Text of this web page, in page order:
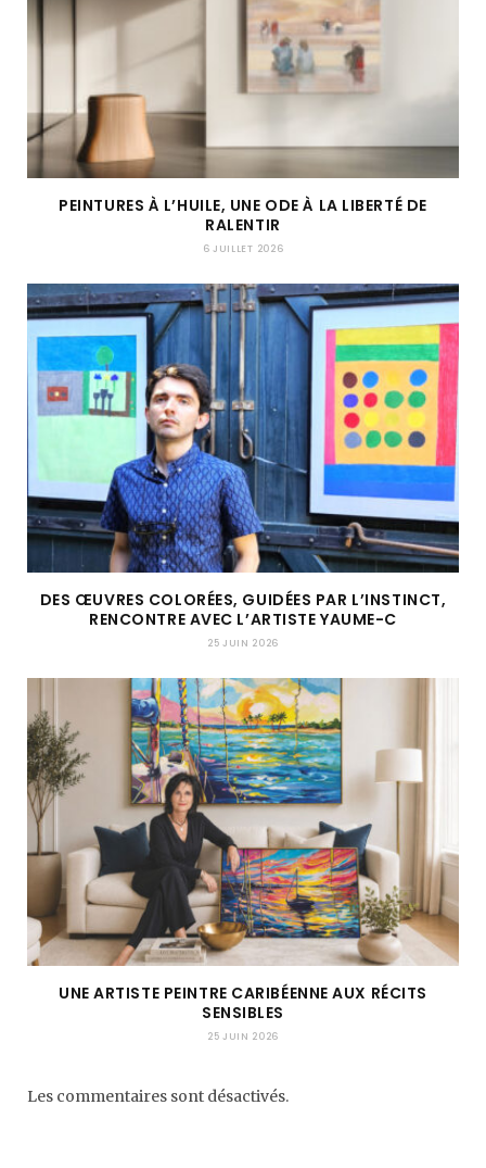
PEINTURES À L’HUILE, UNE ODE À LA LIBERTÉ DE
RALENTIR
6 JUILLET 2026
DES ŒUVRES COLORÉES, GUIDÉES PAR L’INSTINCT,
RENCONTRE AVEC L’ARTISTE YAUME-C
25 JUIN 2026
UNE ARTISTE PEINTRE CARIBÉENNE AUX RÉCITS
SENSIBLES
25 JUIN 2026
Les commentaires sont désactivés.